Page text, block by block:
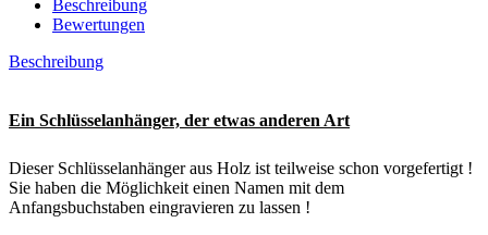
Beschreibung
Bewertungen
Beschreibung
Ein Schlüsselanhänger, der etwas anderen Art
Dieser Schlüsselanhänger aus Holz ist teilweise schon vorgefertigt !
Sie haben die Möglichkeit einen Namen mit dem
Anfangsbuchstaben eingravieren zu lassen !